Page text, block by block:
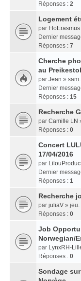
Réponses : 2
Logement
par FloErasmus
Dernier
Réponses : 7
Cherche
au
par Jean »
Dernier
Réponses : 15
Recherche
par Camille LN
Réponses : 0
Concert
17/04/2016
par
Dernier
Réponses : 1
Recherche
par juliaV » jeu.
Réponses : 0
Job
Norwegian/
par LynxRH-
Réponses : 0
Sondage